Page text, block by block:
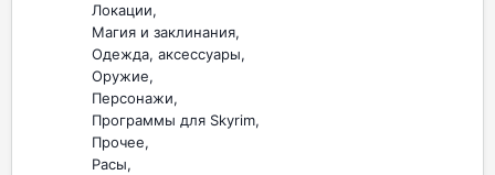
Локации
Магия и заклинания
Одежда, аксессуары
Оружие
Персонажи
Программы для Skyrim
Прочее
Расы